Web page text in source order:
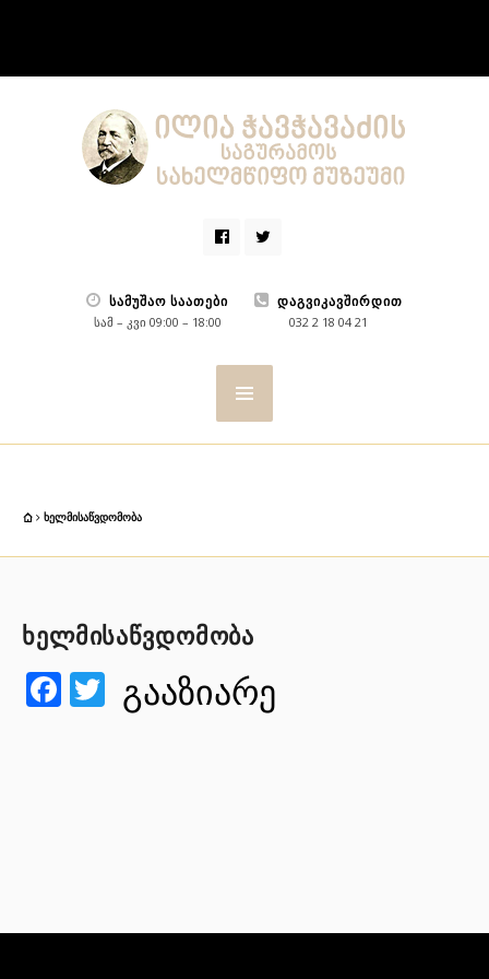
ᲡᲐᲛᲣᲨᲐᲝ ᲡᲐᲐᲗᲔᲑᲘ
სამ – კვი 09:00 – 18:00
ᲓᲐᲒᲕᲘᲙᲐᲕᲨᲘᲠᲓᲘᲗ
032 2 18 04 21
ᲮᲔᲚᲛᲘᲡᲐᲬᲕᲓᲝᲛᲝᲑᲐ
ხელმისაწვდომობა
Facebook
Twitter
გააზიარე